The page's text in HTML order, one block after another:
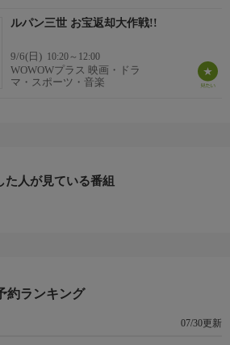
ルパン三世 お宝返却大作戦!!
9/6(日) 10:20～12:00
WOWOWプラス 映画・ドラ
マ・スポーツ・音楽
た人が見ている番組
約ランキング
07/30更新